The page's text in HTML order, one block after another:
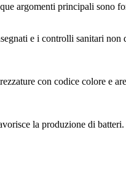
argomenti principali sono
e i controlli sanitari
con codice colore e
la produzione di batteri.